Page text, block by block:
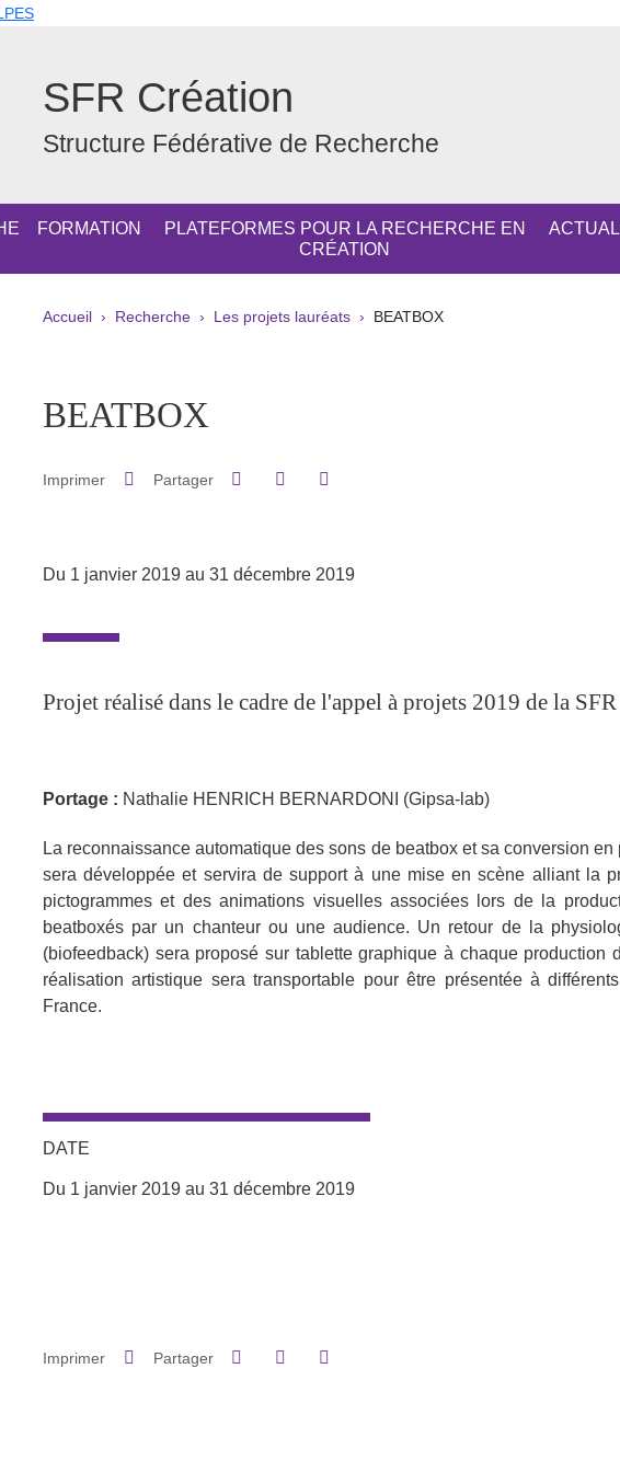
SFR Création
Structure Fédérative de Recherche
FORMATION
PLATEFORMES POUR LA RECHERCHE EN
CRÉATION
Fil d'Ariane
Accueil Recherche Les projets lauréats BEATBOX
Sidebar
BEATBOX
Imprimer Partager Partager sur Facebook
Partager sur LinkedIn
Du 1 janvier 2019 au 31 décembre 2019
Projet réalisé dans le cadre de l'appel à projets 2019 de la
Portage : Nathalie HENRICH BERNARDONI (Gipsa-lab)
La reconnaissance automatique des sons de beatbox et sa conversion en
sera développée et servira de support à une mise en scène alliant la
pictogrammes et des animations visuelles associées lors de la
beatboxés par un chanteur ou une audience. Un retour de la
(biofeedback) sera proposé sur tablette graphique à chaque production
réalisation artistique sera transportable pour être présentée à
France.
DATE
Du 1 janvier 2019 au 31 décembre 2019
Imprimer Partager Partager sur Facebook
Partager sur LinkedIn